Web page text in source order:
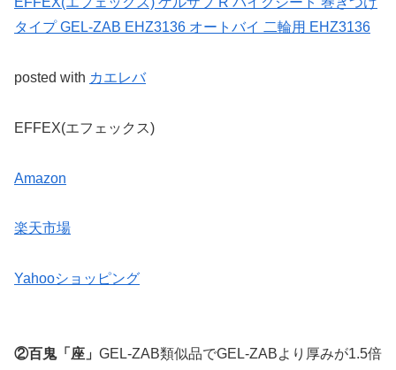
タイプ GEL-ZAB EHZ3136 オートバイ 二輪用 EHZ3136
posted with カエレバ
EFFEX(エフェックス)
Amazon
楽天市場
Yahooショッピング
②百鬼「座」 GEL-ZAB類似品でGEL-ZABより厚みが1.5倍